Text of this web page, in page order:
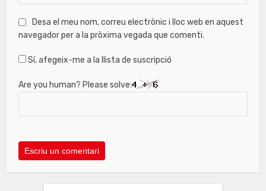
Desa el meu nom, correu electrònic i lloc web en aquest
navegador per a la pròxima vegada que comenti.
Sí, afegeix-me a la llista de suscripció
Are you human? Please solve: